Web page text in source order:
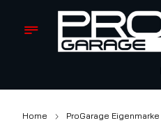
Home ProGarage Eigenmarke